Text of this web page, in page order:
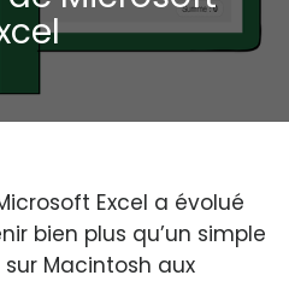
Excel a évolué
bien plus qu’un simple
Macintosh aux